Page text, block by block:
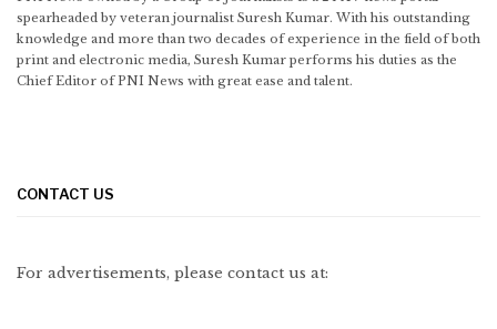
spearheaded by veteran journalist Suresh Kumar. With his outstanding
knowledge and more than two decades of experience in the field of both
print and electronic media, Suresh Kumar performs his duties as the
Chief Editor of PNI News with great ease and talent.
CONTACT US
For advertisements, please contact us at: